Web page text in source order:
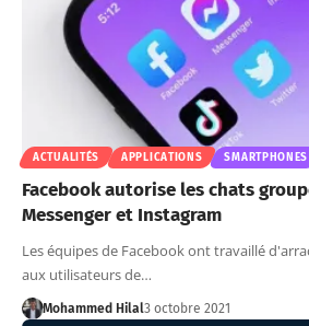
ACTUALITÉS APPLICATIONS SMARTPHONES
Facebook autorise les chats
Messenger et Instagram
Les équipes de Facebook ont travaillé
aux utilisateurs de…
Mohammed Hilal3 octobre 2021